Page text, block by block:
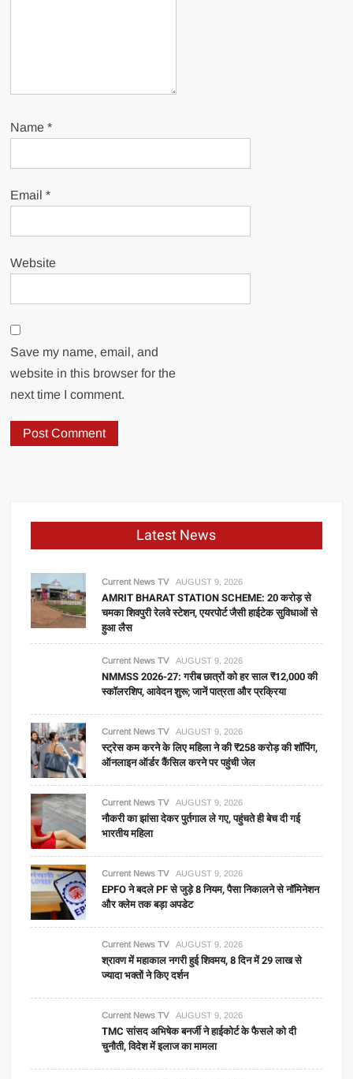
Name*
Email*
Website
Save my name, email, and
website in this browser for the
next time I comment.
Latest News
Current News TV AUGUST 9, 2026
AMRIT BHARAT STATION SCHEME: 20 करोड़ से
चमका शिवपुरी रेलवे स्टेशन, एयरपोर्ट जैसी हाईटेक सुविधाओं से
हुआ लैस
Current News TV AUGUST 9, 2026
NMMSS 2026-27: गरीब छात्रों को हर साल ₹12,000 की
स्कॉलरशिप, आवेदन शुरू; जानें पात्रता और प्रक्रिया
Current News TV AUGUST 9, 2026
स्ट्रेस कम करने के लिए महिला ने की ₹258 करोड़ की शॉपिंग,
ऑनलाइन ऑर्डर कैंसिल करने पर पहुंची जेल
Current News TV AUGUST 9, 2026
नौकरी का झांसा देकर पुर्तगाल ले गए, पहुंचते ही बेच दी गई
भारतीय महिला
Current News TV AUGUST 9, 2026
EPFO ने बदले PF से जुड़े 8 नियम, पैसा निकालने से नॉमिनेशन
और क्लेम तक बड़ा अपडेट
Current News TV AUGUST 9, 2026
श्रावण में महाकाल नगरी हुई शिवमय, 8 दिन में 29 लाख से
ज्यादा भक्तों ने किए दर्शन
Current News TV AUGUST 9, 2026
TMC सांसद अभिषेक बनर्जी ने हाईकोर्ट के फैसले को दी
चुनौती, विदेश में इलाज का मामला